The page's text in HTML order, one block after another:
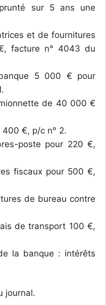
sur 5 ans une
et de fournitures
facture n° 4043 du
5 000 € pour
de 40 000 €
400 €, p/c n° 2.
poste pour 220 €,
fiscaux pour 500 €,
de bureau contre
de transport 100 €,
la banque : intérêts
journal.